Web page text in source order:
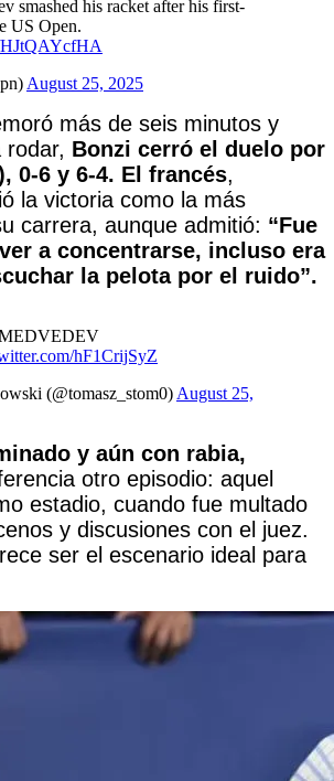
smashed his racket after his first-
US Open.
August 25, 2025
más de seis minutos y
rodar, Bonzi cerró el duelo por
0-6 y 6-4. El francés,
la victoria como la más
carrera, aunque admitió: “Fue
a concentrarse, incluso era
la pelota por el ruido”.
hF1CrijSyZ
(@tomasz_stom0) August 25,
y aún con rabia,
otro episodio: aquel
estadio, cuando fue multado
y discusiones con el juez.
ser el escenario ideal para